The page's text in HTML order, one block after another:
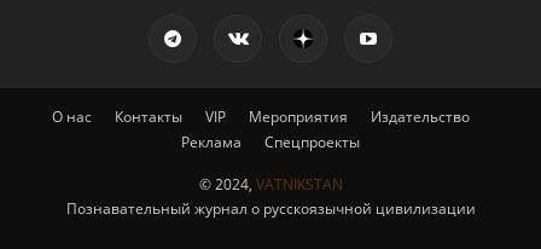
О нас Контакты VIP Мероприятия
Издательство
Реклама
Спецпроекты
© 2024, VATNIKSTAN
Познавательный журнал о русскоязычной цивилизации